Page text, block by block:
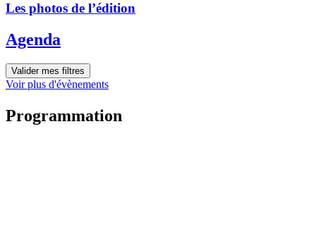
Les photos de l’édition
Agenda
Valider mes filtres
Voir plus d'évènements
Programmation